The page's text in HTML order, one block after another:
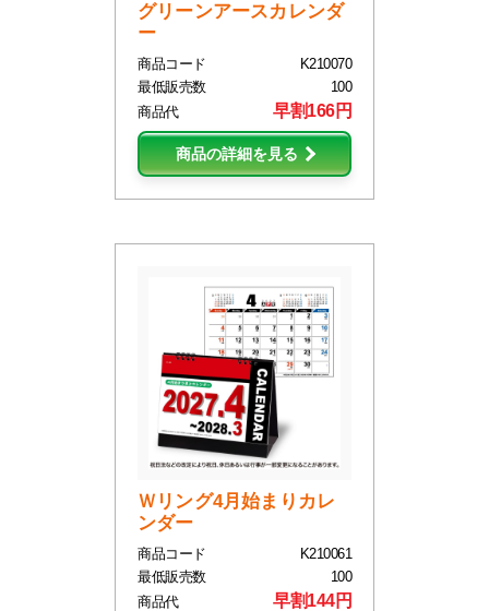
グリーンアースカレンダ
ー
商品コード
K210070
最低販売数
100
商品代
早割166円
商品の詳細を見る
Ｗリング4月始まりカレ
ンダー
商品コード
K210061
最低販売数
100
商品代
早割144円